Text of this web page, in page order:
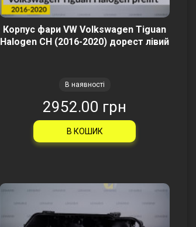
Корпус фари VW Volkswagen Tiguan
Halogen CH (2016-2020) дорест лівий
В наявності
2952.00 грн
В КОШИК